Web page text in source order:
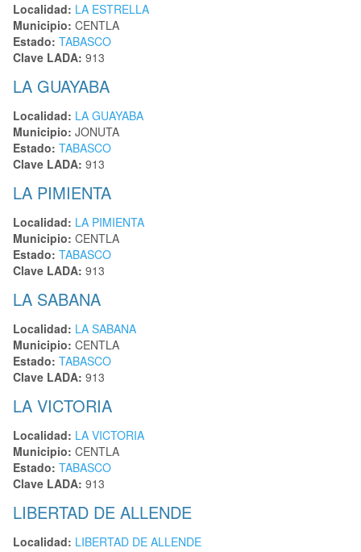
Localidad: LA ESTRELLA
Municipio: CENTLA
Estado: TABASCO
Clave LADA: 913
LA GUAYABA
Localidad: LA GUAYABA
Municipio: JONUTA
Estado: TABASCO
Clave LADA: 913
LA PIMIENTA
Localidad: LA PIMIENTA
Municipio: CENTLA
Estado: TABASCO
Clave LADA: 913
LA SABANA
Localidad: LA SABANA
Municipio: CENTLA
Estado: TABASCO
Clave LADA: 913
LA VICTORIA
Localidad: LA VICTORIA
Municipio: CENTLA
Estado: TABASCO
Clave LADA: 913
LIBERTAD DE ALLENDE
Localidad: LIBERTAD DE ALLENDE